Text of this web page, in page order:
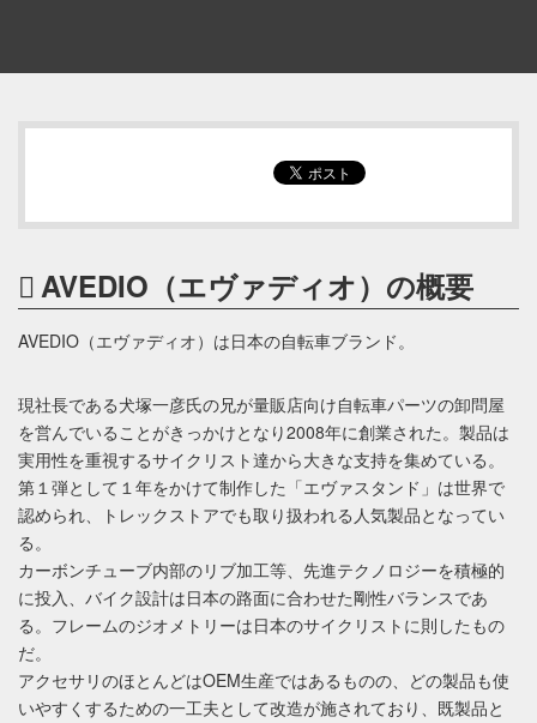
AVEDIO（エヴァディオ）の概要
AVEDIO（エヴァディオ）は日本の自転車ブランド。
現社長である犬塚一彦氏の兄が量販店向け自転車パーツの卸問屋
を営んでいることがきっかけとなり2008年に創業された。製品は
実用性を重視するサイクリスト達から大きな支持を集めている。
第１弾として１年をかけて制作した「エヴァスタンド」は世界で
認められ、トレックストアでも取り扱われる人気製品となってい
る。
カーボンチューブ内部のリブ加工等、先進テクノロジーを積極的
に投入、バイク設計は日本の路面に合わせた剛性バランスであ
る。フレームのジオメトリーは日本のサイクリストに則したもの
だ。
アクセサリのほとんどはOEM生産ではあるものの、どの製品も使
いやすくするための一工夫として改造が施されており、既製品と